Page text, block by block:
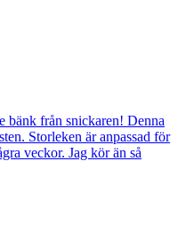
bänk från snickaren! Denna
Storleken är anpassad för
veckor. Jag kör än så